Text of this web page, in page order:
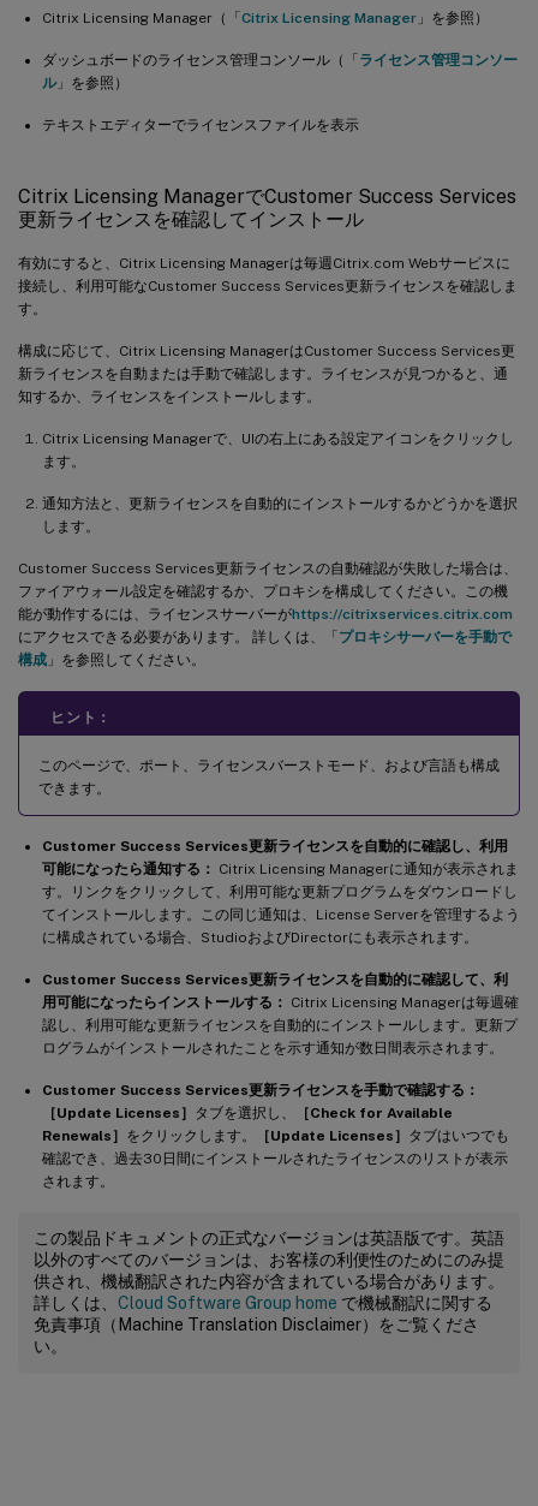
Citrix Licensing Manager（「Citrix Licensing Manager 」を参照）
ダッシュボードのライセンス管理コンソール（「ライセンス管理コンソー
ル」を参照）
テキストエディターでライセンスファイルを表示
Citrix Licensing ManagerでCustomer Success Services
更新ライセンスを確認してインストール
有効にすると、Citrix Licensing Managerは毎週Citrix.com Webサービスに
接続し、利用可能なCustomer Success Services更新ライセンスを確認しま
す。
構成に応じて、Citrix Licensing ManagerはCustomer Success Services更
新ライセンスを自動または手動で確認します。ライセンスが見つかると、通
知するか、ライセンスをインストールします。
Citrix Licensing Managerで、UIの右上にある設定アイコンをクリックし
ます。
通知方法と、更新ライセンスを自動的にインストールするかどうかを選択
します。
Customer Success Services更新ライセンスの自動確認が失敗した場合は、
ファイアウォール設定を確認するか、プロキシを構成してください。この機
能が動作するには、ライセンスサーバーがhttps://citrixservices.citrix.com
にアクセスできる必要があります。 詳しくは、「プロキシサーバーを手動で
構成 」を参照してください。
ヒント：
このページで、ポート、ライセンスバーストモード、および言語も構成
できます。
Customer Success Services更新ライセンスを自動的に確認し、利用
可能になったら通知する：
Citrix Licensing Managerに通知が表示されま
す。リンクをクリックして、利用可能な更新プログラムをダウンロードし
てインストールします。この同じ通知は、License Serverを管理するよう
に構成されている場合、StudioおよびDirectorにも表示されます。
Customer Success Services更新ライセンスを自動的に確認して、利
用可能になったらインストールする：
Citrix Licensing Managerは毎週確
認し、利用可能な更新ライセンスを自動的にインストールします。更新プ
ログラムがインストールされたことを示す通知が数日間表示されます。
Customer Success Services更新ライセンスを手動で確認する：
［Update Licenses］ タブを選択し、
［Check for Available
Renewals］ をクリックします。 ［Update Licenses］ タブはいつでも
確認でき、過去30日間にインストールされたライセンスのリストが表示
されます。
この製品ドキュメントの正式なバージョンは英語版です。英語
以外のすべてのバージョンは、お客様の利便性のためにのみ提
供され、機械翻訳された内容が含まれている場合があります。
詳しくは、 Cloud Software Group home で機械翻訳に関する
免責事項（Machine Translation Disclaimer）をご覧くださ
い。